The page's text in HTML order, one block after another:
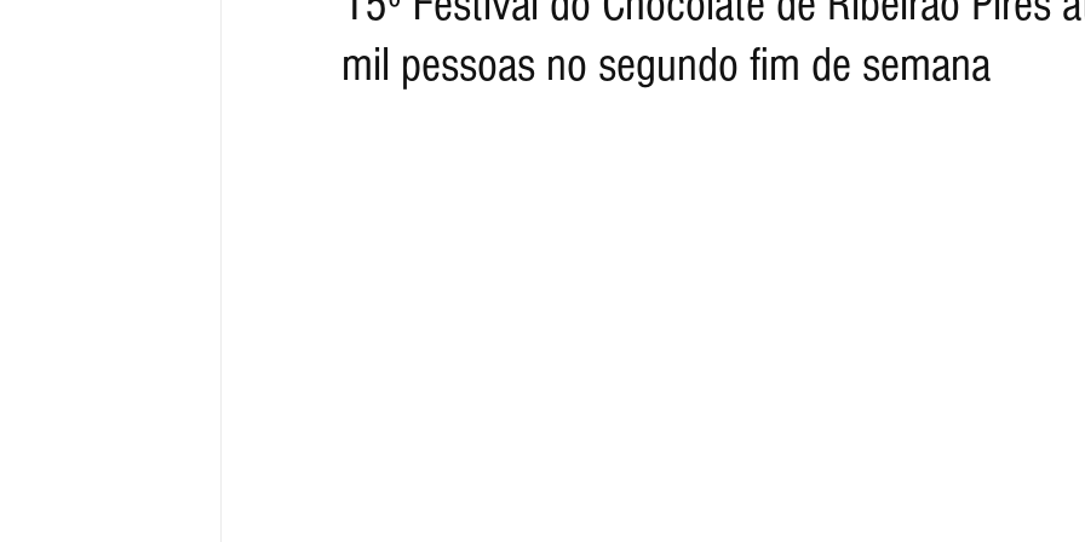
mil pessoas no segundo fim de semana